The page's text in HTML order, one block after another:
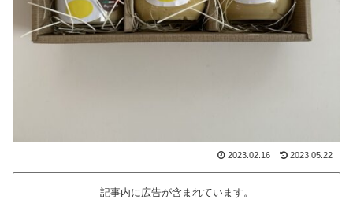
2023.02.16 2023.05.22
記事内に広告が含まれています。